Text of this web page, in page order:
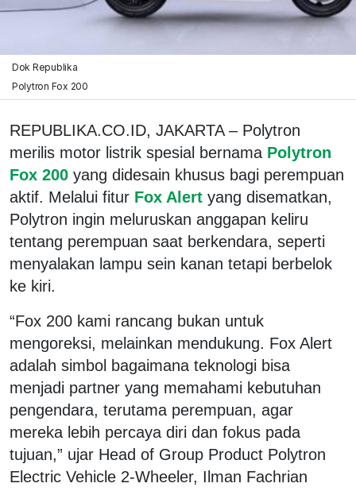
Dok Republika
Polytron Fox 200
REPUBLIKA.CO.ID, JAKARTA – Polytron
merilis motor listrik spesial bernama Polytron
Fox 200 yang didesain khusus bagi perempuan
aktif. Melalui fitur Fox Alert yang disematkan,
Polytron ingin meluruskan anggapan keliru
tentang perempuan saat berkendara, seperti
menyalakan lampu sein kanan tetapi berbelok
ke kiri.
“Fox 200 kami rancang bukan untuk
mengoreksi, melainkan mendukung. Fox Alert
adalah simbol bagaimana teknologi bisa
menjadi partner yang memahami kebutuhan
pengendara, terutama perempuan, agar
mereka lebih percaya diri dan fokus pada
tujuan,” ujar Head of Group Product Polytron
Electric Vehicle 2-Wheeler, Ilman Fachrian